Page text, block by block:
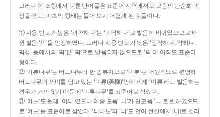
그러나 이 조항에서 다룬 단어들은 표준어 지역에서도 모음의 단순화 과
정을 겪고, 애초의 형태는 들어 보기 어렵게 된 것들이다.
① 사용 빈도가 높은 ‘괴퍅하다’는 ‘괴팍하다’로 발음이 바뀌었으므로 바
뀐 발음 ‘팍’을 인정하였다. 그러나 사용 빈도가 낮은 ‘강퍅하다, 퍅하다,
퍅성’ 등에서의 ‘퍅’은 ‘팍’으로 발음되지 않으므로 ‘퍅’이 아직도 표준어
형이다.
② ‘미류나무’는 버드나무의 한 종류이므로 ‘미류’는 어원적으로 분명히
버드나무의 의미를 담고 있는 ‘미류(美柳)’인데 이제 ‘미류’라고 발음하는
경우가 거의 없기 때문에 ‘미루나무’를 표준어로 삼았다.
③ ‘여느’도 원래 ‘여늬’였으나 이중 모음 ‘ㅢ’가 단모음 ‘ㅡ’로 변하였으므
로 ‘여느’를 표준어로 삼았다. ‘늬나노’의 ‘늬’도 언어 현실에서 [니]로 소리